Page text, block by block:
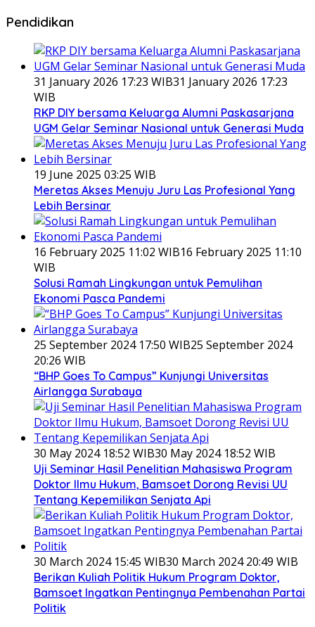
Pendidikan
31 January 2026 17:23 WIB31 January 2026 17:23
WIB
RKP DIY bersama Keluarga Alumni Paskasarjana
UGM Gelar Seminar Nasional untuk Generasi Muda
19 June 2025 03:25 WIB
Meretas Akses Menuju Juru Las Profesional Yang
Lebih Bersinar
16 February 2025 11:02 WIB16 February 2025 11:10
WIB
Solusi Ramah Lingkungan untuk Pemulihan
Ekonomi Pasca Pandemi
25 September 2024 17:50 WIB25 September 2024
20:26 WIB
“BHP Goes To Campus” Kunjungi Universitas
Airlangga Surabaya
30 May 2024 18:52 WIB30 May 2024 18:52 WIB
Uji Seminar Hasil Penelitian Mahasiswa Program
Doktor Ilmu Hukum, Bamsoet Dorong Revisi UU
Tentang Kepemilikan Senjata Api
30 March 2024 15:45 WIB30 March 2024 20:49 WIB
Berikan Kuliah Politik Hukum Program Doktor,
Bamsoet Ingatkan Pentingnya Pembenahan Partai
Politik